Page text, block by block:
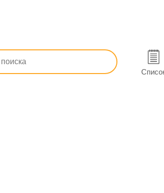
Лимистин 40 табл. п/о 40 мг №30 (10х3)